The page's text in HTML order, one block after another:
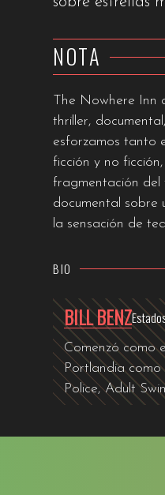
NOTA
The Nowhere Inn
thriller,
esforzamos tanto
ficción y no
fragmentación del
documental sobre
la sensación de
BIO
BILL BENZ
Comenzó como
Portlandia como
Police, Adult